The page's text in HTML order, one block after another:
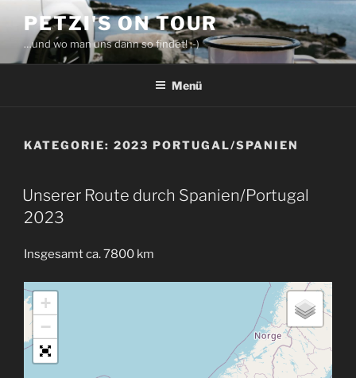
Inhalt
springen
PETZI'S ON TOUR
…und wo man uns dann so findet! ;-)
Menü
KATEGORIE: 2023 PORTUGAL/SPANIEN
Unserer Route durch Spanien/Portugal
2023
Insgesamt ca. 7800 km
+
−